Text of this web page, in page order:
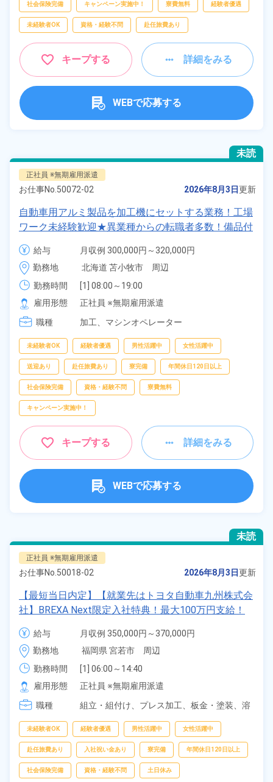
お仕事
出典：「位置参照情報」(国土交通省）の加工情報・「HeartRails
Geo API」(HeartRails Inc.)
社会保険完備 キャンペーン実施中！ 寮費無料 経験者優遇
未経験者OK 資格・経験不問 赴任旅費あり
キープする 詳細をみる
WEBで応募する
未読
正社員 ※無期雇用派遣
お仕事No. 50072-02 2026年8月3日更新
自動車用アルミ製品を加工機にセットする業務！工場
ワーク未経験歓迎★異業種からの転職者多数！備品付
き1R寮完備＆赴任旅費会社負担◎寮から無料送迎あ
り！年間休日167日！《北海道苫小牧市》
給与
月収例 300,000円～320,000円
給与 228,300円～228,300円
勤務地
北海道 苫小牧市　周辺
勤務時間
[1] 08:00～19:00
[2] 20:00～07:00
雇用形態
正社員 ※無期雇用派遣
職種
加工、 マシンオペレーター
未経験者OK 経験者優遇 男性活躍中 女性活躍中
送迎あり 赴任旅費あり 寮完備 年間休日120日以上
社会保険完備 資格・経験不問 寮費無料
キャンペーン実施中！
キープする 詳細をみる
WEBで応募する
未読
正社員 ※無期雇用派遣
お仕事No. 50018-02 2026年8月3日更新
【最短当日内定】【就業先はトヨタ自動車九州株式会
社】BREXA Next限定入社特典！最大100万円支給！
寮費無料！昇給＆業績賞与あり！相当支給★大手自動
車メーカーで車の組立・溶接・塗装作業！未経験歓迎
♪昇給＆業績賞与など各種手当も充実！備品付き1R寮
完備♪カバン一つで赴任OK！20代～30代の男女活躍
中！格安食堂あり♪生活支援物資事前対応可◎《福岡
県宮若市》
給与
月収例 350,000円～370,000円
給与 255,000円～255,000円
勤務地
福岡県 宮若市　周辺
勤務時間
[1] 06:00～14:40
[2] 16:00～00:40
[3] 16:30～01:10
[4] 15:20～00:00
雇用形態
正社員 ※無期雇用派遣
職種
組立・組付け、 プレス加工、 板金・塗装、 溶
未経験者OK 経験者優遇 男性活躍中 女性活躍中
赴任旅費あり 入社祝い金あり 寮完備 年間休日120日以上
社会保険完備 資格・経験不問 土日休み